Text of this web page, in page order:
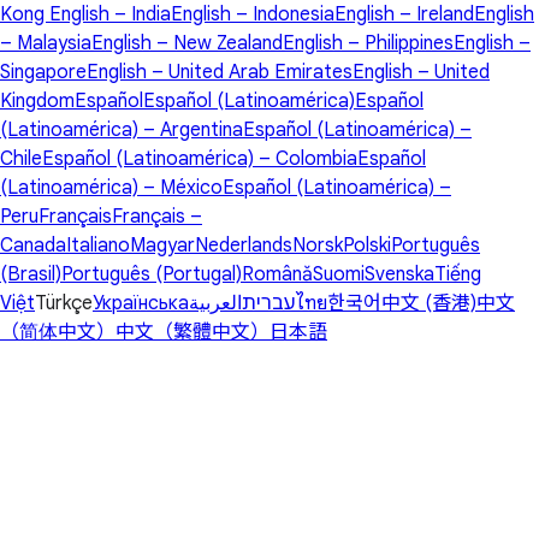
Kong English – IndiaEnglish – IndonesiaEnglish – IrelandEnglish
– MalaysiaEnglish – New ZealandEnglish – PhilippinesEnglish –
SingaporeEnglish – United Arab EmiratesEnglish – United
KingdomEspañol Español (Latinoamérica)Español
(Latinoamérica) – ArgentinaEspañol (Latinoamérica) –
ChileEspañol (Latinoamérica) – ColombiaEspañol
(Latinoamérica) – MéxicoEspañol (Latinoamérica) –
PeruFrançaisFrançais –
CanadaItalianoMagyarNederlandsNorskPolskiPortuguês
(Brasil)Português (Portugal)RomânăSuomiSvenskaTiếng
ViệtTürkçeУкраїнська עבריתالعربية ไทย한국어 中文 (香港)中文
（简体中文） 中文（繁體中文） 日本語